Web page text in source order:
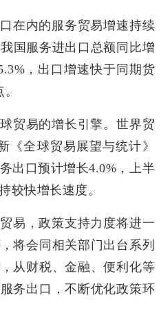
在内的服务贸易增速持续
国服务进出口总额同比增
，出口增速快于同期货
贸易的增长引擎。世界贸
《全球贸易展望与统计》
出口预计增长4.0%，上半
较快增长速度。
易，政策支持力度将进一
将会同相关部门出台系列
从财税、金融、便利化等
务出口，不断优化政策环